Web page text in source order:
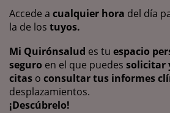
Accede a cualquier hora del día
la de los tuyos.
Mi Quirónsalud es tu espacio
seguro en el que puedes solicitar
citas o consultar tus informes
desplazamientos.
¡Descúbrelo!